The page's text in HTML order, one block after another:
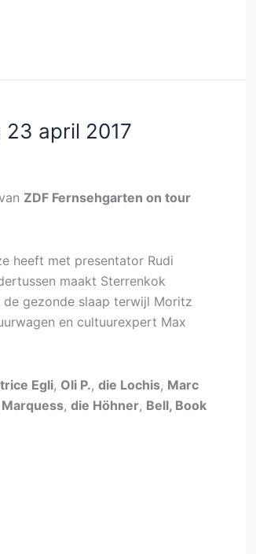
23 april 2017
ZDF Fernsehgarten on tour
heeft met presentator Rudi
maakt Sterrenkok
gezonde slaap terwijl Moritz
en cultuurexpert Max
Egli, Oli P., die Lochis, Marc
Marquess, die Höhner, Bell, Book